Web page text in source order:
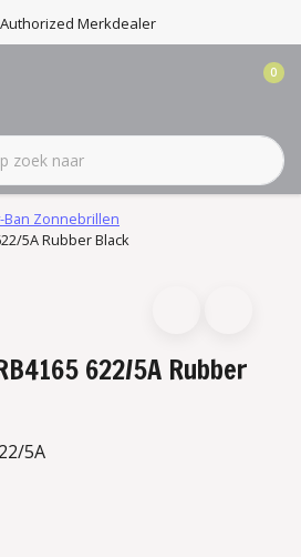
Merkdealer
0
Ban Zonnebrillen
5A Rubber Black
622/5A Rubber
5A